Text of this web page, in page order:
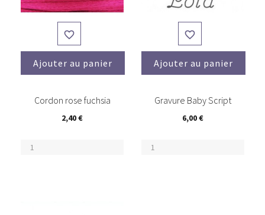

Ajouter au panier
Cordon rose fuchsia
2,40 €

Ajouter au panier
Gravure Baby Script
6,00 €